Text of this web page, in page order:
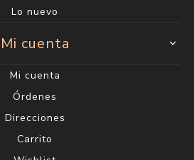
Lo nuevo
Mi cuenta
Mi cuenta
Órdenes
Direcciones
Carrito